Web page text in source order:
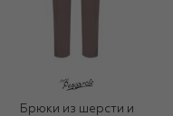
Брюки из шерсти и